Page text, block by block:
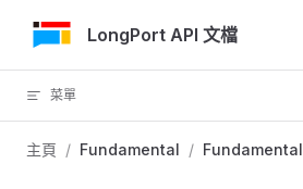
跳轉到內容LongPort API 文檔
菜單
主頁 / Fundamental / Fundamental